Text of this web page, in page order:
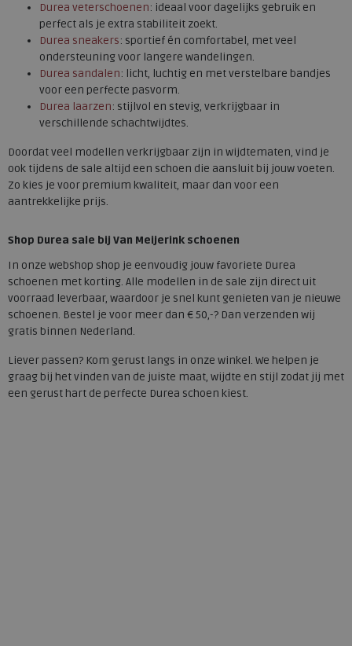
Durea veterschoenen: ideaal voor dagelijks gebruik en
perfect als je extra stabiliteit zoekt.
Durea sneakers: sportief én comfortabel, met veel
ondersteuning voor langere wandelingen.
Durea sandalen: licht, luchtig en met verstelbare bandjes
voor een perfecte pasvorm.
Durea laarzen: stijlvol en stevig, verkrijgbaar in
verschillende schachtwijdtes.
Doordat veel modellen verkrijgbaar zijn in wijdtematen, vind je
ook tijdens de sale altijd een schoen die aansluit bij jouw voeten.
Zo kies je voor premium kwaliteit, maar dan voor een
aantrekkelijke prijs.
Shop Durea sale bij Van Meijerink schoenen
In onze webshop shop je eenvoudig jouw favoriete Durea
schoenen met korting. Alle modellen in de sale zijn direct uit
voorraad leverbaar, waardoor je snel kunt genieten van je nieuwe
schoenen. Bestel je voor meer dan € 50,-? Dan verzenden wij
gratis binnen Nederland.
Liever passen? Kom gerust langs in onze winkel. We helpen je
graag bij het vinden van de juiste maat, wijdte en stijl zodat jij met
een gerust hart de perfecte Durea schoen kiest.